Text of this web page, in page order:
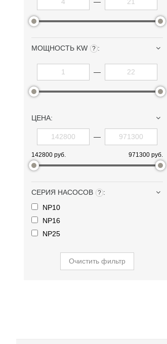
МОЩНОСТЬ KW ? :
—
ЦЕНА:
—
142800 руб. 971300 руб.
СЕРИЯ НАСОСОВ ? :
NP10
NP16
NP25
Очистить фильтр